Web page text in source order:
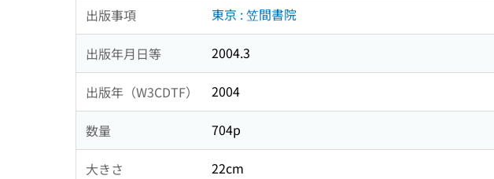
出版事項 東京 : 笠間書院
出版年月日等 2004.3
出版年（W3CDTF） 2004
数量 704p
大きさ 22cm